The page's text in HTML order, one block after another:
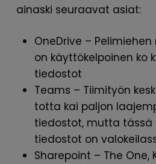
ainaski seuraavat asiat:
OneDrive –
on käyttökelpoinen ko
tiedostot
Teams – Tiimityön
totta kai paljon
tiedostot, mutta tässä
tiedostot on
Sharepoint – The One,